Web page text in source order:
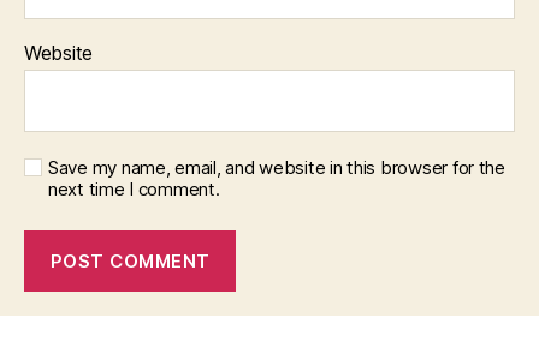
Website
Save my name, email, and website in this browser for the
next time I comment.